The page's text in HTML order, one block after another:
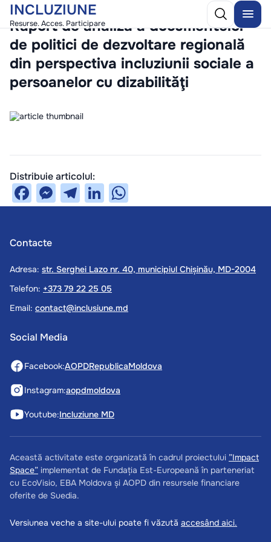
INCLUZIUNE
Resurse. Acces. Participare
/ 10 December 2025
Raport de analiză a documentelor
de politici de dezvoltare regională
din perspectiva incluziunii sociale a
persoanelor cu dizabilităţi
Distribuie articolul:
Facebook
Messenger
Telegram
LinkedIn
Contacte
Adresa: str. Serghei Lazo nr. 40, municipiul Chișinău, MD-2004
Telefon: +373 79 22 25 05
Email: contact@inclusiune.md
Social Media
Facebook:AOPDRepublicaMoldova
Instagram:aopdmoldova
Youtube:Incluziune MD
Această activitate este organizată în cadrul proiectului ”Impact
Space” implementat de Fundația Est-Europeană în parteneriat
cu EcoVisio, EBA Moldova și AOPD din resursele financiare
oferite de Suedia.
Versiunea veche a site-ului poate fi văzută accesând aici.